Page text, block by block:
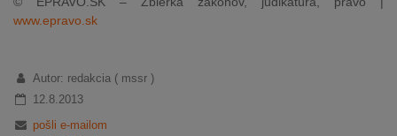
www.epravo.sk
Autor: redakcia ( mssr )
12.8.2013
pošli e-mailom